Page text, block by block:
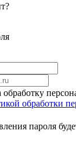
обработку
обработки
пароля